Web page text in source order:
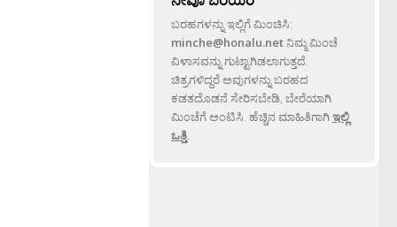
ಬರಹಗಳನ್ನು ಇಲ್ಲಿಗೆ ಮಿಂಚಿಸಿ:
minche@honalu.netನಿಮ್ಮ ಮಿಂಚೆ
ವಿಳಾಸವನ್ನು ಗುಟ್ಟಾಗಿಡಲಾಗುತ್ತದೆ.
ಚಿತ್ರಗಳಿದ್ದರೆ ಅವುಗಳನ್ನು ಬರಹದ
ಕಡತದೊಡನೆ ಸೇರಿಸಬೇಡಿ, ಬೇರೆಯಾಗಿ
ಮಿಂಚೆಗೆ ಅಂಟಿಸಿ. ಹೆಚ್ಚಿನ ಮಾಹಿತಿಗಾಗಿಇಲ್ಲಿ
ಒತ್ತಿ.